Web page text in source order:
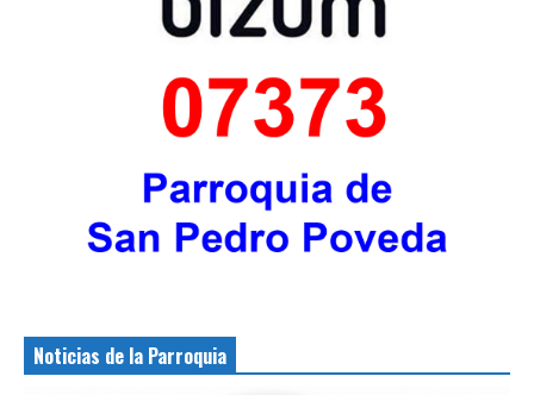
Noticias de la Parroquia